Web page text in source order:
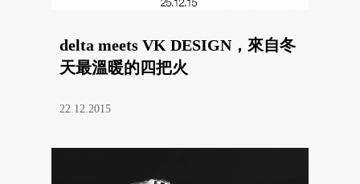
delta meets VK DESIGN，來自冬
天最溫暖的四把火
22.12.2015